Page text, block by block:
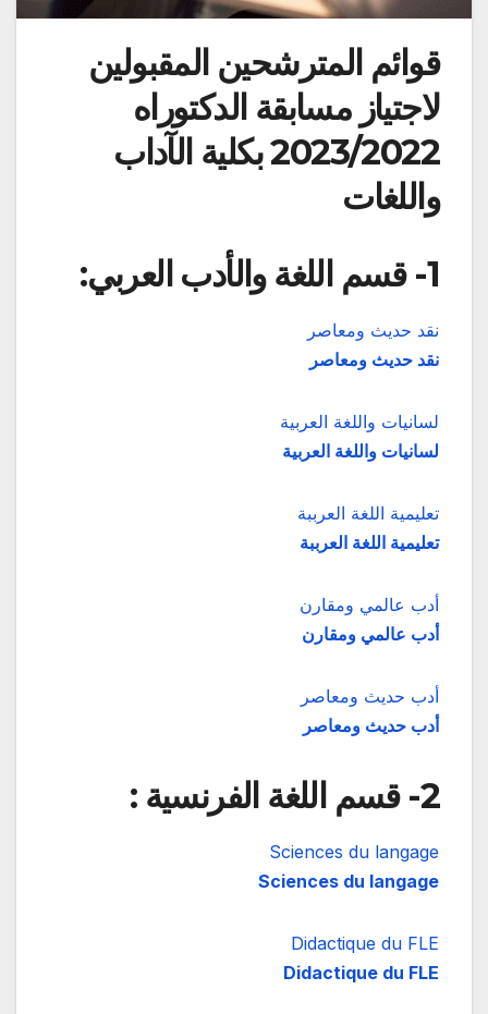
قوائم المترشحين المقبولين
لاجتياز مسابقة الدكتوراه
2023/2022 بكلية الآداب
واللغات
1- قسم اللغة والأدب العربي:
نقد حديث ومعاصر
نقد حديث ومعاصر
لسانيات واللغة العربية
لسانيات واللغة العربية
تعليمية اللغة العرببة
تعليمية اللغة العرببة
أدب عالمي ومقارن
أدب عالمي ومقارن
أدب حديث ومعاصر
أدب حديث ومعاصر
2- قسم اللغة الفرنسية :
Sciences du langage
Sciences du langage
Didactique du FLE
Didactique du FLE